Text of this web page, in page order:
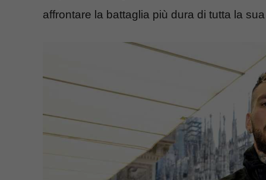
affrontare la battaglia più dura di tutta la